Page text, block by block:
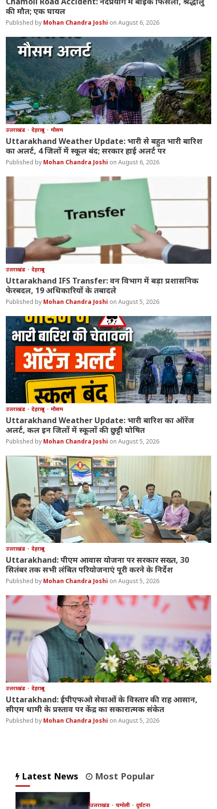
की मौत; एक घायल
Mohan Chandra Joshi August 6, 2026
उत्तराखंड देहरादून मौसम
Uttarakhand Weather Update: भारी से बहुत भारी बारिश
का अलर्ट, 4 जिलों में स्कूल बंद; सरकार हाई अलर्ट पर
Mohan Chandra Joshi August 6, 2026
उत्तराखंड देहरादून
Uttarakhand IFS Transfer: वन विभाग में बड़ा प्रशासनिक
फेरबदल, 19 अधिकारियों के तबादले
Mohan Chandra Joshi August 5, 2026
उत्तराखंड देहरादून मौसम
Uttarakhand Weather Update: भारी बारिश का ऑरेंज
अलर्ट, कल इन जिलों में स्कूलों की छुट्टी घोषित
Mohan Chandra Joshi August 5, 2026
उत्तराखंड देहरादून
Uttarakhand: पीएम आवास योजना पर सरकार सख्त, 30
सितंबर तक सभी लंबित परियोजनाएं पूरी करने के निर्देश
Mohan Chandra Joshi August 5, 2026
उत्तराखंड देहरादून
Uttarakhand: ईपीएफओ सेवाओं के विस्तार की राह आसान,
सीएम धामी के प्रस्ताव पर केंद्र का सकारात्मक संकेत
Mohan Chandra Joshi August 5, 2026
Latest News Most Popular
उत्तराखंड चमोली दुर्घटना